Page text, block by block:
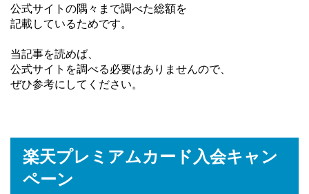
公式サイトの隅々まで調べた総額を
記載しているためです。
当記事を読めば、
公式サイトを調べる必要はありませんので、
ぜひ参考にしてください。
楽天プレミアムカード入会キャン
ペーン